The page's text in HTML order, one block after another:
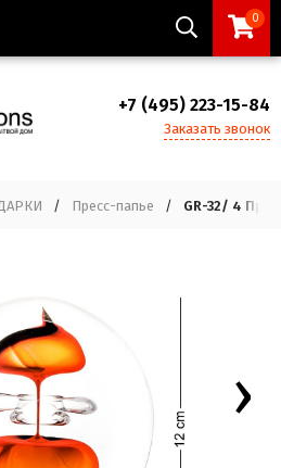
0
+7 (495) 223-15-84
Заказать звонок
/ Пресс-папье / GR-32/ 4
›